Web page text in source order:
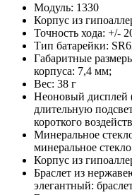
Модуль: 1330
Корпус из
Точность хода: +/-
Тип батарейки:
Габаритные
корпуса: 7,4 мм;
Вес: 38 г
Неоновый дисплей
длительную
короткого
Минеральное
минеральное
Корпус из
Браслет из
элегантный: